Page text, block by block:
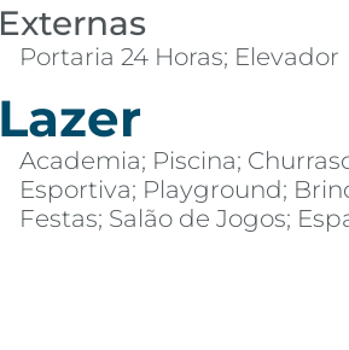
Externas
Portaria 24 Horas; Elevador
Lazer
Academia; Piscina;
Esportiva; Playground;
Festas; Salão de Jogos;